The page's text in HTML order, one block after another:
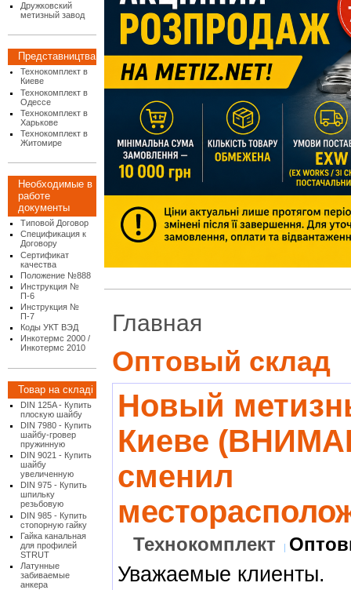
Дружковский
метизный завод
Представництва
Технокомплект в
Киеве
Технокомплект в
Одессе
Технокомплект в
Харькове
Технокомплект в
Житомире
Необходимые в
работе
документы
Типовой Договор
Спецификация к
Договору
Сертификат
качества
Положение №888
Инструкция №
П-6
Инструкция №
П-7
Коды УКТ ВЭД
Инкотермс 2000 /
Инкотермс 2010
Товар на складі
DIN 125A - Купить
плоскую шайбу
DIN 7980 - Купить
шайбу-гровер
пружинную
DIN 9021 - Купить
шайбу
увеличенную
DIN 975 - Купить
шпильку
резьбовую
DIN 985 - Купить
стопорную гайку
Гайка канальная
для профилей
STRUT
Латунные
забиваемые
анкера
Главная
Оптовый склад
Новый
Киеве
сменил
Технокомплект
Уважаемые клиенты.